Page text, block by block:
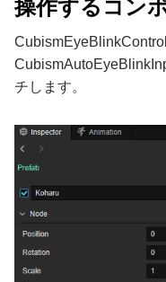
操作するコン
チします。